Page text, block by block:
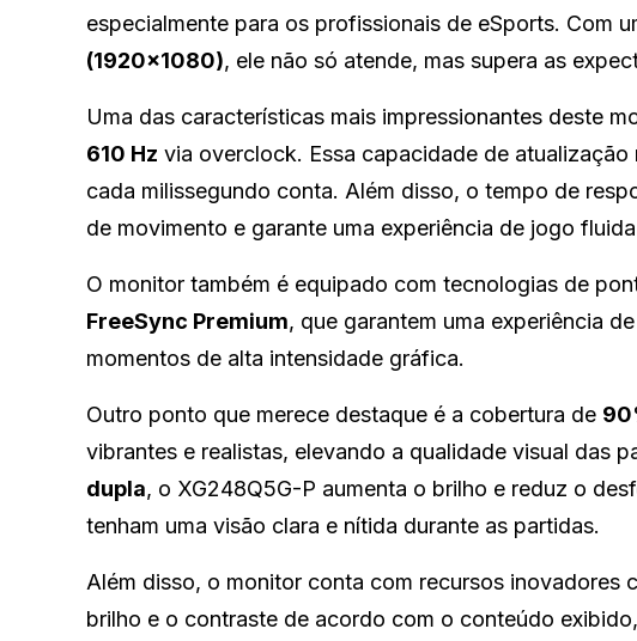
especialmente para os profissionais de eSports. Com
(1920×1080), ele não só atende, mas supera as
Uma das características mais impressionantes deste
610 Hz via overclock. Essa capacidade de
cada milissegundo conta. Além disso, o tempo de
de movimento e garante uma experiência de jogo
O monitor também é equipado com tecnologias de
FreeSync Premium, que garantem uma experiência
momentos de alta intensidade gráfica.
Outro ponto que merece destaque é a cobertura de
vibrantes e realistas, elevando a qualidade visual das
dupla, o XG248Q5G-P aumenta o brilho e reduz o
tenham uma visão clara e nítida durante as partidas.
Além disso, o monitor conta com recursos inovadores
brilho e o contraste de acordo com o conteúdo